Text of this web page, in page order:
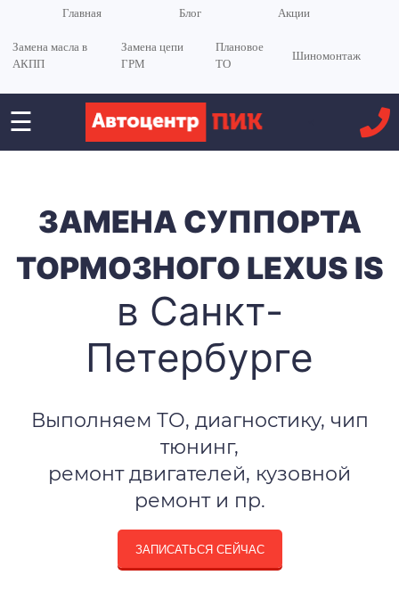
Главная Блог Акции
Замена масла в
АКПП
Замена цепи
ГРМ
Плановое
ТО
Шиномонтаж
☰
ЗАМЕНА СУППОРТА
ТОРМОЗНОГО LEXUS IS
в Санкт-
Петербурге
Выполняем ТО, диагностику, чип
тюнинг,
ремонт двигателей, кузовной
ремонт и пр.
ЗАПИСАТЬСЯ СЕЙЧАС